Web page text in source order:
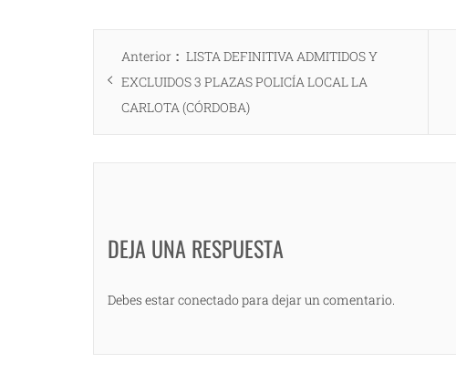
Navegación
de
entradas
Anterior
Entrada
anterior:
LISTA DEFINITIVA ADMITIDOS Y
EXCLUIDOS 3 PLAZAS POLICÍA LOCAL LA
CARLOTA (CÓRDOBA)
DEJA UNA RESPUESTA
Debes estar conectado para dejar un comentario.